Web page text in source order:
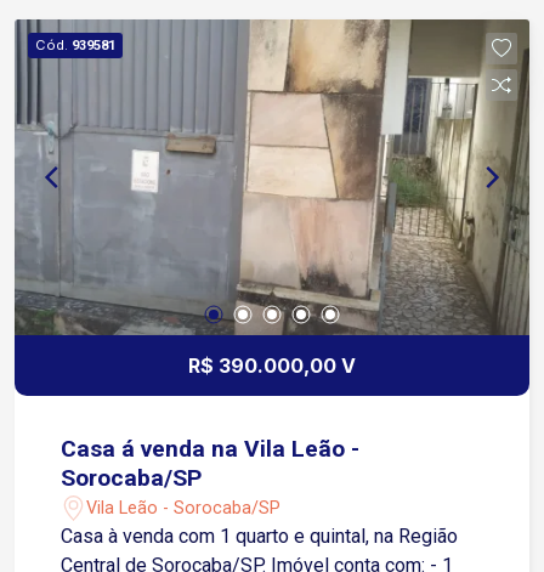
Cód. 939581
R$ 390.000,00 V
Casa á venda na Vila Leão -
Sorocaba/SP
Vila Leão - Sorocaba/SP
Casa à venda com 1 quarto e quintal, na Região
Central de Sorocaba/SP. Imóvel conta com: - 1